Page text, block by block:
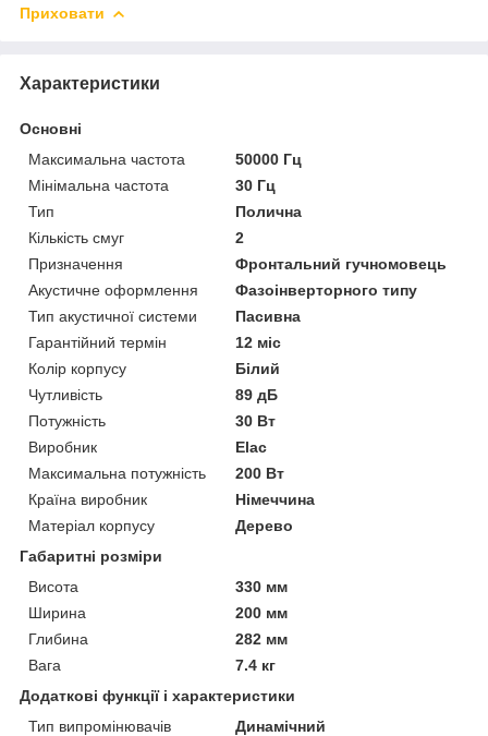
Приховати
Характеристики
Основні
Максимальна частота
50000 Гц
Мінімальна частота
30 Гц
Тип
Полична
Кількість смуг
2
Призначення
Фронтальний гучномовець
Акустичне оформлення
Фазоінверторного типу
Тип акустичної системи
Пасивна
Гарантійний термін
12 міс
Колір корпусу
Білий
Чутливість
89 дБ
Потужність
30 Вт
Виробник
Elac
Максимальна потужність
200 Вт
Країна виробник
Німеччина
Матеріал корпусу
Дерево
Габаритні розміри
Висота
330 мм
Ширина
200 мм
Глибина
282 мм
Вага
7.4 кг
Додаткові функції і характеристики
Тип випромінювачів
Динамічний